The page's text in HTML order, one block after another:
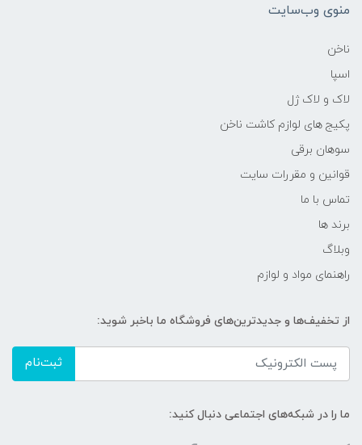
منوی وب‌سایت
ناخن
اسپا
لاک و لاک ژل
پکیج های لوازم کاشت ناخن
سوهان برقی
قوانین و مقررات سایت
تماس با ما
برند ها
وبلاگ
راهنمای مواد و لوازم
از تخفیف‌ها و جدیدترین‌های فروشگاه ما باخبر شوید:
ثبت‌نام
ما را در شبکه‌های اجتماعی دنبال کنید: